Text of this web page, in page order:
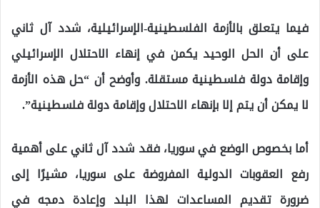
فيما يتعلق بالأزمة الفلسطينية-الإسرائيلية، شدد آل ثاني
على أن الحل الوحيد يكمن في إنهاء الاحتلال الإسرائيلي
وإقامة دولة فلسطينية مستقلة. وأوضح أن “حل هذه الأزمة
لا يمكن أن يتم إلا بإنهاء الاحتلال وإقامة دولة فلسطينية”.
أما بخصوص الوضع في سوريا، فقد شدد آل ثاني على أهمية
رفع العقوبات الدولية المفروضة على سوريا، مشيرًا إلى
ضرورة تقديم المساعدات لهذا البلد وإعادة دمجه في